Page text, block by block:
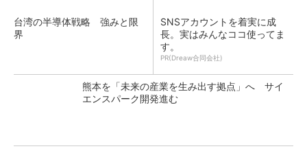
台湾の半導体戦略 強みと限
界
SNSアカウントを着実に成
長。実はみんなココ使ってま
す。
PR(Dreaw合同会社)
熊本を「未来の産業を生み出す拠点」へ サイ
エンスパーク開発進む